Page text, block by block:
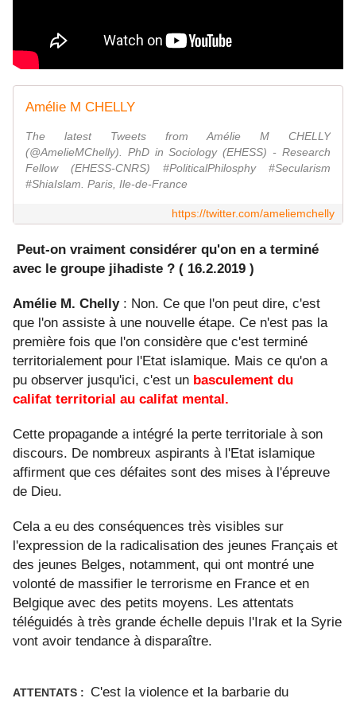
Amélie M CHELLY
The latest Tweets from Amélie M CHELLY
(@AmelieMChelly). PhD in Sociology (EHESS) - Research
Fellow (EHESS-CNRS) #PoliticalPhilosphy #Secularism
#ShiaIslam. Paris, Ile-de-France
https://twitter.com/ameliemchelly
Peut-on vraiment considérer qu'on en a terminé
avec le groupe jihadiste ? ( 16.2.2019 )
Amélie M. Chelly : Non. Ce que l'on peut dire, c'est
que l'on assiste à une nouvelle étape. Ce n'est pas la
première fois que l'on considère que c'est terminé
territorialement pour l'Etat islamique. Mais ce qu'on a
pu observer jusqu'ici, c'est un basculement du
califat territorial au califat mental.
Cette propagande a intégré la perte territoriale à son
discours. De nombreux aspirants à l'Etat islamique
affirment que ces défaites sont des mises à l'épreuve
de Dieu.
Cela a eu des conséquences très visibles sur
l'expression de la radicalisation des jeunes Français et
des jeunes Belges, notamment, qui ont montré une
volonté de massifier le terrorisme en France et en
Belgique avec des petits moyens. Les attentats
téléguidés à très grande échelle depuis l'Irak et la Syrie
vont avoir tendance à disparaître.
ATTENTATS : C'est la violence et la barbarie du